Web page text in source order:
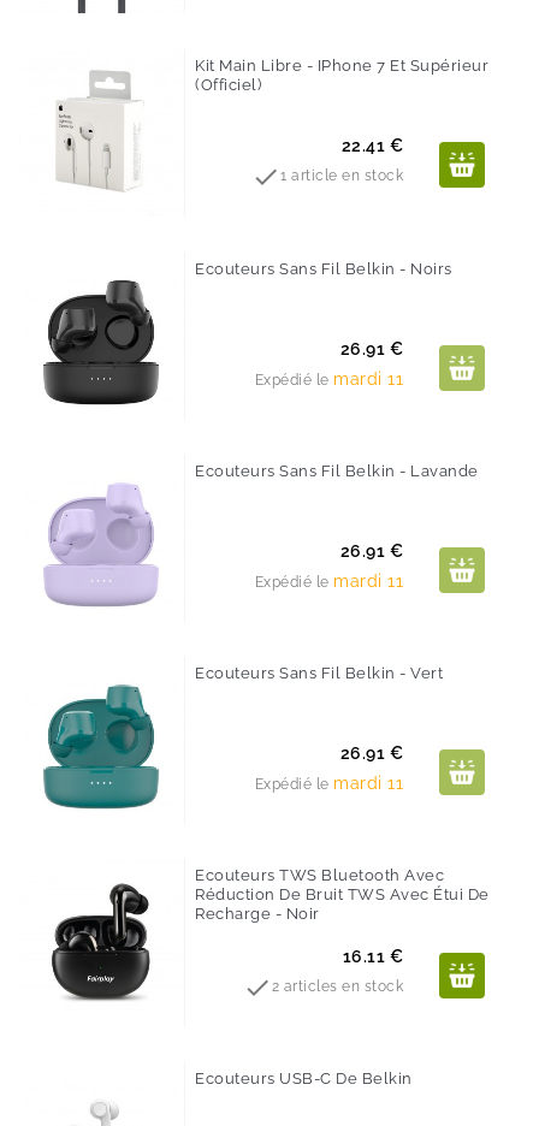
Kit Main Libre - IPhone 7 Et Supérieur
(Officiel)
Prix
22.41 €
1 article en stock
Ecouteurs Sans Fil Belkin - Noirs
Prix
26.91 €
Expédié le mardi 11
Ecouteurs Sans Fil Belkin - Lavande
Prix
26.91 €
Expédié le mardi 11
Ecouteurs Sans Fil Belkin - Vert
Prix
26.91 €
Expédié le mardi 11
Ecouteurs TWS Bluetooth Avec
Réduction De Bruit TWS Avec Étui De
Recharge - Noir
Prix
16.11 €
 2 articles en stock
Ecouteurs USB-C De Belkin